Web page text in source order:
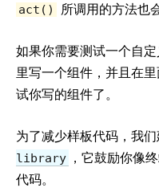
act() 所调用的方法也
如果你需要测试一个自
里写一个组件，并且在
试你写的组件了。
为了减少样板代码，我
library ，它鼓励你像
代码。